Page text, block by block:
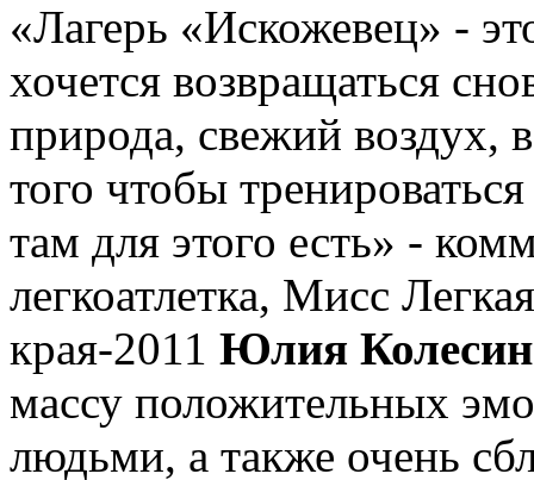
«Лагерь «Искожевец» -
хочется возвращаться
природа, свежий воздух,
того чтобы
там для этого есть» -
легкоатлетка, Мисс
края-2011 Юлия
массу положительных
людьми, а также очень